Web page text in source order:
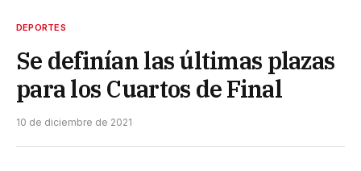
DEPORTES
Se definían las últimas plazas
para los Cuartos de Final
10 de diciembre de 2021